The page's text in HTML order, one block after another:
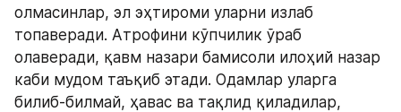
олмасинлар, эл эҳтироми уларни излаб
топаверади. Атрофини кўпчилик ўраб
олаверади, қавм назари бамисоли илоҳий назар
каби мудом таъқиб этади. Одамлар уларга
билиб-билмай, ҳавас ва тақлид қиладилар,